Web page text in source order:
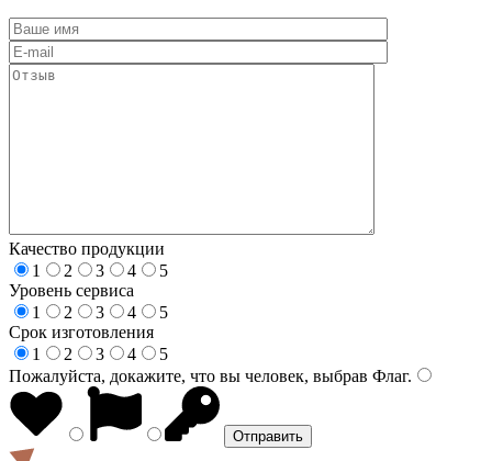
Качество продукции
1
2 3 4
5
Уровень сервиса
1
2 3 4
5
Срок изготовления
1
2 3 4
5
Пожалуйста, докажите, что вы человек, выбрав Флаг.